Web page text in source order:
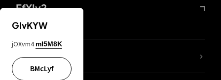
FfYIy2
Lj7sBL
GIvKYW
jOXvm4 mI5M8K
BMcLyf